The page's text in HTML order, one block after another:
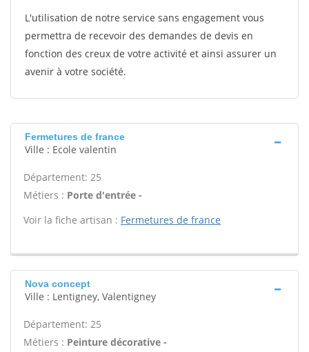
L'utilisation de notre service sans engagement vous
permettra de recevoir des demandes de devis en
fonction des creux de votre activité et ainsi assurer un
avenir à votre société.
Fermetures de france
Ville : Ecole valentin
Département: 25
Métiers : Porte d'entrée -
Voir la fiche artisan : Fermetures de france
Nova concept
Ville : Lentigney, Valentigney
Département: 25
Métiers : Peinture décorative -